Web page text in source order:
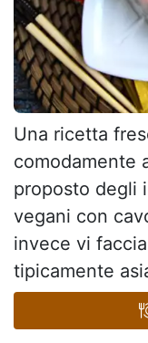
Una ricetta
comodamente
proposto degli
vegani con
invece vi
tipicamente